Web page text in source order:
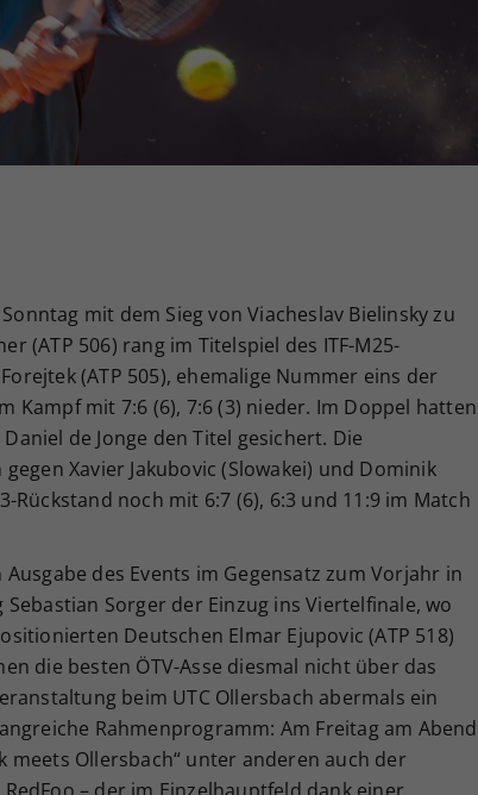
mit dem Sieg von Viacheslav Bielinsky zu
(ATP 506) rang im Titelspiel des ITF-M25-
(ATP 505), ehemalige Nummer eins der
Kampf mit 7:6 (6), 7:6 (3) nieder. Im Doppel hatten
de Jonge den Titel gesichert. Die
Xavier Jakubovic (Slowakei) und Dominik
Rückstand noch mit 6:7 (6), 6:3 und 11:9 im Match
des Events im Gegensatz zum Vorjahr in
Sorger der Einzug ins Viertelfinale, wo
Deutschen Elmar Ejupovic (ATP 518)
die besten ÖTV-Asse diesmal nicht über das
beim UTC Ollersbach abermals ein
Rahmenprogramm: Am Freitag am Abend
meets Ollersbach“ unter anderen auch der
Ihrer vorgenommen Einstellungen, falls der
Webseiten-Betreiber dies eingestellt hat.